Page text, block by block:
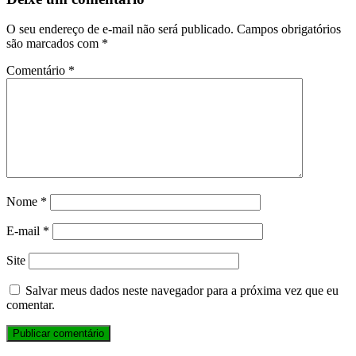
O seu endereço de e-mail não será publicado. Campos obrigatórios
são marcados com *
Comentário *
Nome *
E-mail *
Site
Salvar meus dados neste navegador para a próxima vez que eu
comentar.